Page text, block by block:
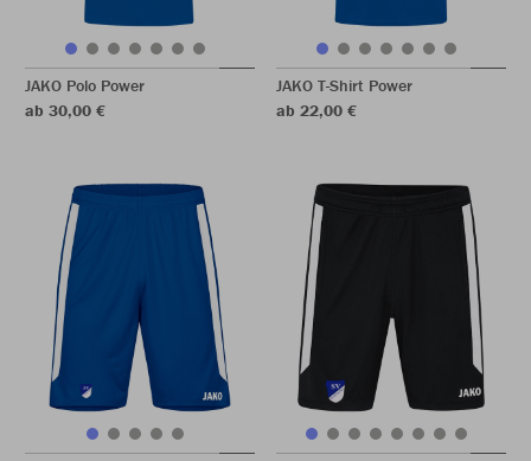
JAKO Polo Power
ab 30,00 €
JAKO T-Shirt Power
ab 22,00 €